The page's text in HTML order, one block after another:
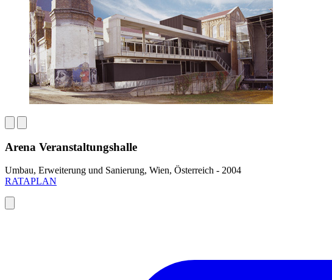
Arena Veranstaltungshalle
Umbau, Erweiterung und Sanierung, Wien, Österreich - 2004
RATAPLAN